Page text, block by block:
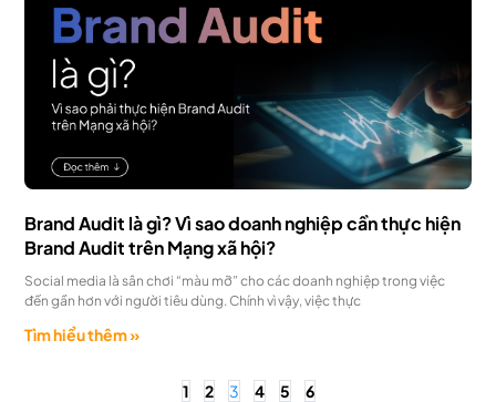
Brand Audit là gì? Vì sao doanh nghiệp cần thực hiện
Brand Audit trên Mạng xã hội?
Social media là sân chơi “màu mỡ” cho các doanh nghiệp trong việc
đến gần hơn với người tiêu dùng. Chính vì vậy, việc thực
Tìm hiểu thêm »
1 2 3 4 5 6